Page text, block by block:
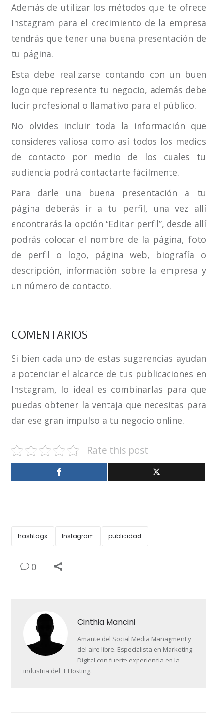
Además de utilizar los métodos que te ofrece
Instagram para el crecimiento de la empresa
tendrás que tener una buena presentación de
tu página.
Esta debe realizarse contando con un buen
logo que represente tu negocio, además debe
lucir profesional o llamativo para el público.
No olvides incluir toda la información que
consideres valiosa como así todos los medios
de contacto por medio de los cuales tu
audiencia podrá contactarte fácilmente.
Para darle una buena presentación a tu
página deberás ir a tu perfil, una vez allí
encontrarás la opción “Editar perfil”, desde allí
podrás colocar el nombre de la página, foto
de perfil o logo, página web, biografía o
descripción, información sobre la empresa y
un número de contacto.
COMENTARIOS
Si bien cada uno de estas sugerencias ayudan
a potenciar el alcance de tus publicaciones en
Instagram, lo ideal es combinarlas para que
puedas obtener la ventaja que necesitas para
dar ese gran impulso a tu negocio online.
Rate this post
hashtags Instagram publicidad
0
Cinthia Mancini
Amante del Social Media Managment y
del aire libre. Especialista en Marketing
Digital con fuerte experiencia en la
industria del IT Hosting.